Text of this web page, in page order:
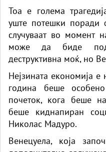
Тоа е голема
уште потешки поради
случуваат во момент
може да биде
деструктивна моќ, но
Нејзината економија е
година беше
почеток, кога беше
беше киднапиран
Николас Мадуро.
Венецуела, која